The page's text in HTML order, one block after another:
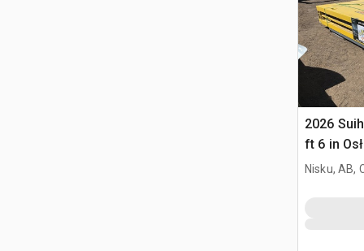
2026
ft 6 in
(Unused)
Nisku, AB,